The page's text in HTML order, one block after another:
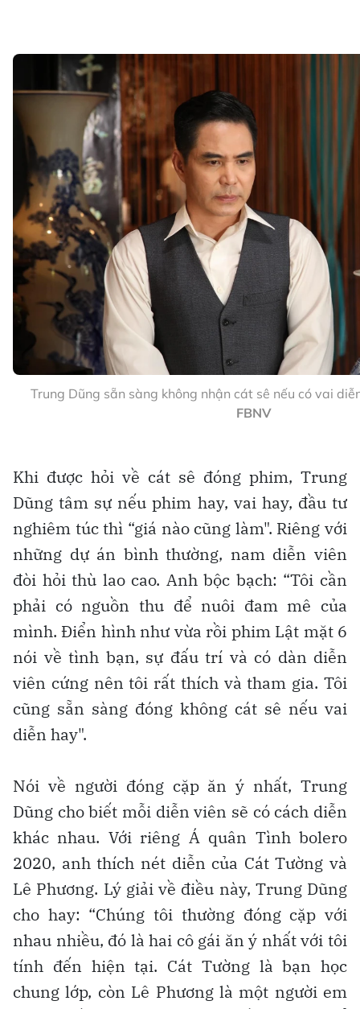
Trung Dũng sẵn sàng không nhận cát sê nếu có vai
FBNV
Khi được hỏi về cát sê đóng phim, Trung
Dũng tâm sự nếu phim hay, vai hay, đầu tư
nghiêm túc thì “giá nào cũng làm". Riêng với
những dự án bình thường, nam diễn viên
đòi hỏi thù lao cao. Anh bộc bạch: “Tôi cần
phải có nguồn thu để nuôi đam mê của
mình. Điển hình như vừa rồi phim Lật mặt 6
nói về tình bạn, sự đấu trí và có dàn diễn
viên cứng nên tôi rất thích và tham gia. Tôi
cũng sẵn sàng đóng không cát sê nếu vai
diễn hay".
Nói về người đóng cặp ăn ý nhất, Trung
Dũng cho biết mỗi diễn viên sẽ có cách diễn
khác nhau. Với riêng Á quân Tình bolero
2020, anh thích nét diễn của Cát Tường và
Lê Phương. Lý giải về điều này, Trung Dũng
cho hay: “Chúng tôi thường đóng cặp với
nhau nhiều, đó là hai cô gái ăn ý nhất với tôi
tính đến hiện tại. Cát Tường là bạn học
chung lớp, còn Lê Phương là một người em